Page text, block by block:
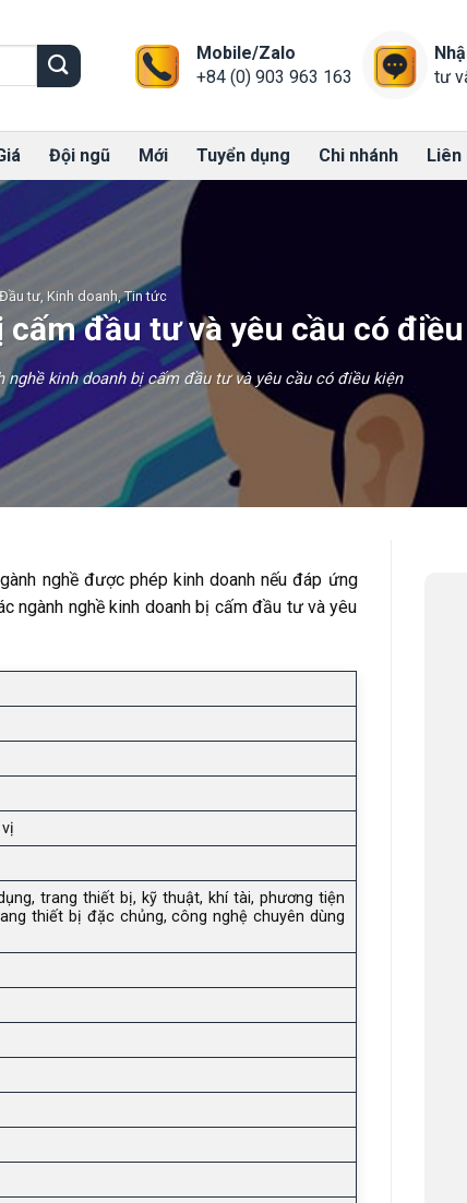
Mobile/Zalo
+84 (0) 903 963 163
tư
Đội ngũ Mới Tuyển dụng Chi nhánh Liên
tư Kinh doanh,Tin tức
đầu tư và yêu cầu có
nghề kinh doanh bị cấm đầu tư và yêu cầu có điều kiện
nghề được phép kinh doanh nếu đáp ứng
ngành nghề kinh doanh bị cấm đầu tư và yêu
trang thiết bị, kỹ thuật, khí tài, phương tiện
thiết bị đặc chủng, công nghệ chuyên dùng